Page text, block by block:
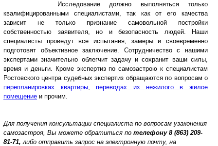
Исследование должно выполняться только
квалифицированными специалистами, так как от его качества
зависит не только признание самовольной постройки
собственностью заявителя, но и безопасность людей. Наши
специалисты проведут все испытания, замеры и своевременно
подготовят объективное заключение. Сотрудничество с нашими
экспертами значительно облегчит задачу и сохранит ваши силы,
время и деньги. Кроме экспертиз по самозастрою к специалистам
Ростовского центра судебных экспертиз обращаются по вопросам о
перепланировках квартиры,переводах из нежилого в жилое
помещение и прочим.
Для получения консультации специалиста по вопросам узаконения
самозастроя, Вы можете обратиться по телефону 8 (863) 209-
81-71, либо отправить запрос на электронную почту, на